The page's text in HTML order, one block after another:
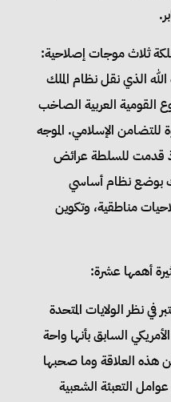
ثلاث موجات إصلاحية:
الذي نقل نظام الملك
القومية العربية الصاخب
للتضامن الإسلامي. الموجه
إذ قدمت للسلطة عرائض
بوضع نظام أساسي
مناطقية، وتكوين
أهمها عشرة:
في نظر الولايات المتحدة
السابق بأنها واحة
العلاقة وما صحبها
التعبئة الشعبية